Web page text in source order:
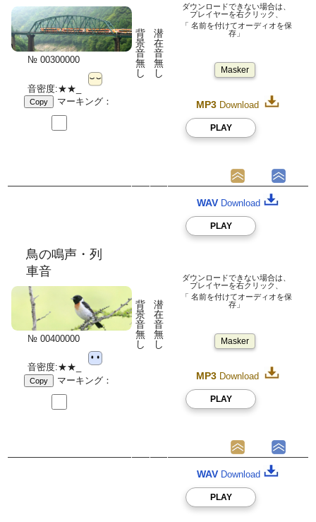
№ 00300000
音密度:★★_
Copy マーキング：
背
景
音
無
し
潜
在
音
無
し
ダウンロードできない場合は、
プレイヤーを右クリック、
「 名前を付けてオーディオを保
存」
Masker
MP3 Download
PLAY
鳥の鳴声・列
車音
№ 00400000
音密度:★★_
Copy マーキング：
背
景
音
無
し
潜
在
音
無
し
WAV Download
PLAY
ダウンロードできない場合は、
プレイヤーを右クリック、
「 名前を付けてオーディオを保
存」
Masker
MP3 Download
PLAY
WAV Download
PLAY